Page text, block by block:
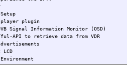
player plugin
Signal Information Monitor (OSD)
API to retrieve data from VDR